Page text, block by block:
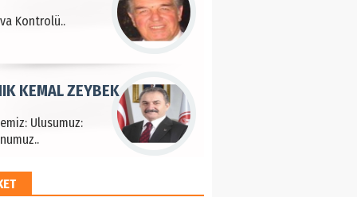
Kontrolü..
Ulusumuz:
KEMAL ZEYBEK
HAYRİ PEKER